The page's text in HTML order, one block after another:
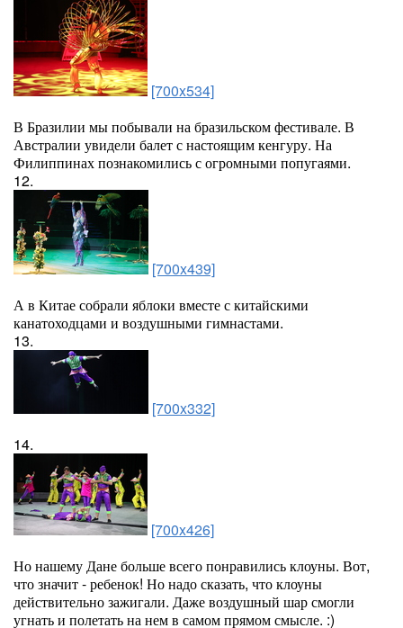
[700x534]
В Бразилии мы побывали на бразильском фестивале. В
Австралии увидели балет с настоящим кенгуру. На
Филиппинах познакомились с огромными попугаями.
12.
[700x439]
А в Китае собрали яблоки вместе с китайскими
канатоходцами и воздушными гимнастами.
13.
[700x332]
14.
[700x426]
Но нашему Дане больше всего понравились клоуны. Вот,
что значит - ребенок! Но надо сказать, что клоуны
действительно зажигали. Даже воздушный шар смогли
угнать и полетать на нем в самом прямом смысле. :)